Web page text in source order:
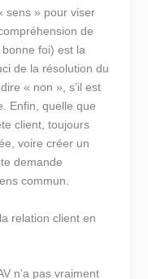
sens » pour viser
de
bonne foi) est la
de la résolution du
« non », s’il est
Enfin, quelle que
client, toujours
voire créer un
demande
commun.
relation client en
n’a pas vraiment